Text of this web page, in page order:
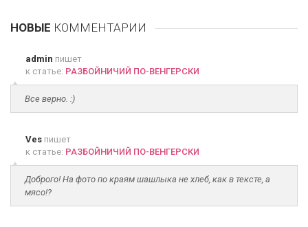
НОВЫЕ КОММЕНТАРИИ
admin пишет
к статье: РАЗБОЙНИЧИЙ ПО-ВЕНГЕРСКИ
Все верно. :)
Ves пишет
к статье: РАЗБОЙНИЧИЙ ПО-ВЕНГЕРСКИ
Доброго! На фото по краям шашлыка не хлеб, как в тексте, а
мясо!?